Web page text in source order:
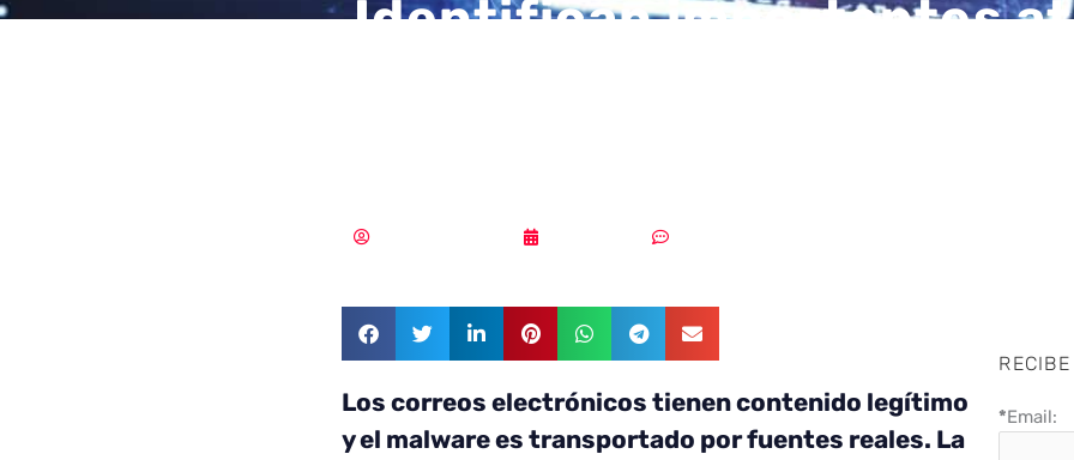
Identifican importantes
Los correos electrónicos tienen contenido legítimo
y el malware es transportado por fuentes reales. La
*Email: